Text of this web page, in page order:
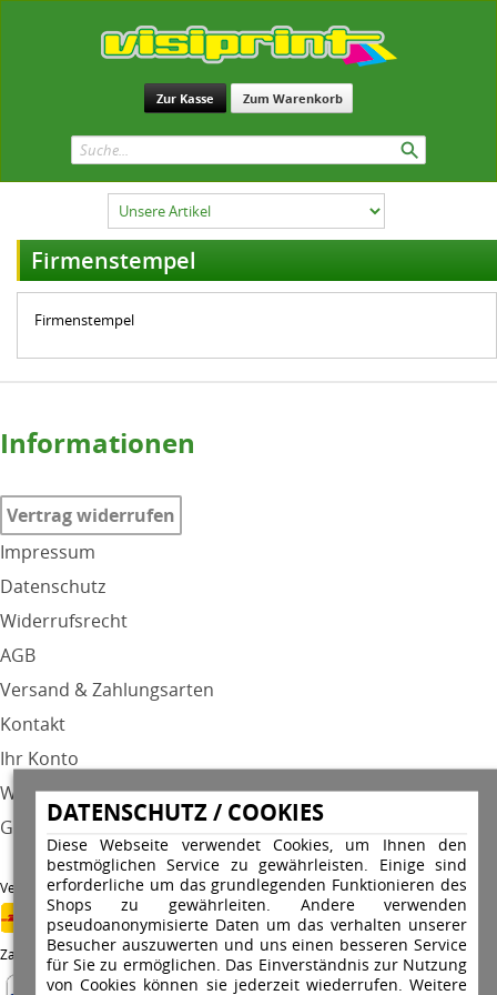
DATENSCHUTZ / COOKIES
Diese Webseite verwendet Cookies, um Ihnen den
bestmöglichen Service zu gewährleisten. Einige sind
erforderliche um das grundlegenden Funktionieren des
Shops zu gewährleiten. Andere verwenden
pseudoanonymisierte Daten um das verhalten unserer
Besucher auszuwerten und uns einen besseren Service
für Sie zu ermöglichen. Das Einverständnis zur Nutzung
von Cookies können sie jederzeit wiederrufen. Weitere
Zur Kasse Zum Warenkorb
Firmenstempel
Firmenstempel
Informationen
Vertrag widerrufen
Impressum
Datenschutz
Widerrufsrecht
AGB
Versand & Zahlungsarten
Kontakt
Ihr Konto
Warenkorb
GPSR
Versandunternehmen
Zahlungsarten